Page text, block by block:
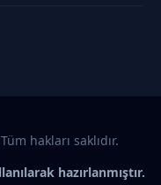
hakları saklıdır.
hazırlanmıştır.